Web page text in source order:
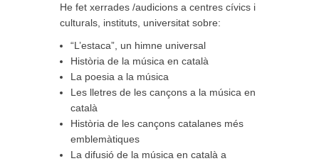
He fet xerrades /audicions a centres cívics i
culturals, instituts, universitat sobre:
“L’estaca”, un himne universal
Història de la música en català
La poesia a la música
Les lletres de les cançons a la música en
català
Història de les cançons catalanes més
emblemàtiques
La difusió de la música en català a